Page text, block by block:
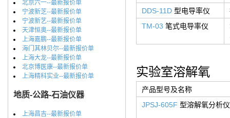
北京六一--最新报价单
宁波新芝--最新报价单
宁波新艺--最新报价单
天津恒奥--最新报价单
上海嘉鹏--最新报价单
海门其林贝尔--最新报价单
上海大龙--最新报价单
北京博医康--最新报价单
上海精科实业--最新报价单
地质-公路-石油仪器
上海昌吉--最新报价单
DDS-11D 型电导率仪
TM-03 笔式电导率仪
实验室溶解氧
产品型号及名称
JPSJ-605F 型溶解氧分析仪